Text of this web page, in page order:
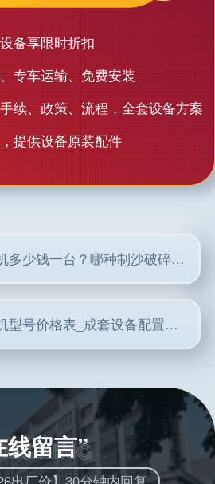
备享限时折扣
专车运输、免费安装
续、政策、流程，全套设备方案
提供设备原装配件
制沙破碎机多少钱一台？哪种制沙破碎机产量高？
砂石破碎机型号价格表_成套设备配置方案
线留言”